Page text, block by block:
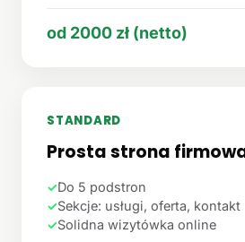
od 2000 zł (netto)
STANDARD
Prosta strona
✓Do 5 podstron
✓Sekcje: usługi, oferta, kontakt
✓Solidna wizytówka online